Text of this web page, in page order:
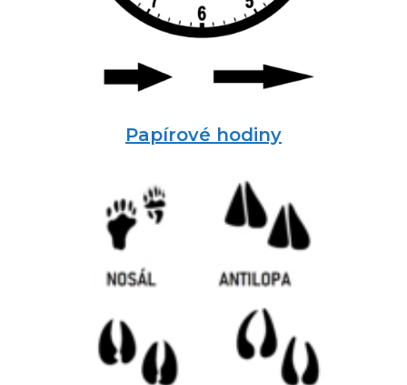
Papírové hodiny